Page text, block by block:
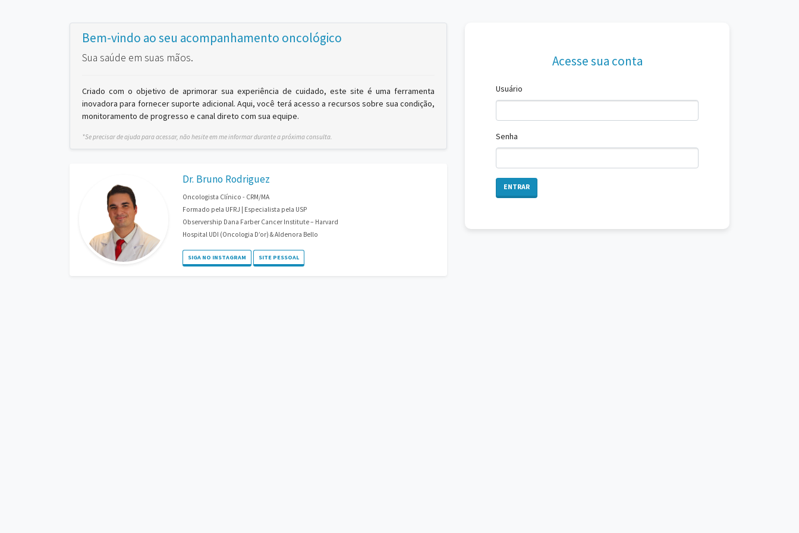
Acesse sua conta
Usuário
Senha
Bem-vindo ao seu acompanhamento oncológico
Sua saúde em suas mãos.
Criado com o objetivo de aprimorar sua experiência de cuidado, este site é uma ferramenta
inovadora para fornecer suporte adicional. Aqui, você terá acesso a recursos sobre sua condição,
monitoramento de progresso e canal direto com sua equipe.
*Se precisar de ajuda para acessar, não hesite em me informar durante a próxima consulta.
Dr. Bruno Rodriguez
Oncologista Clínico - CRM/MA
Formado pela UFRJ | Especialista pela USP
Observership Dana Farber Cancer Institute – Harvard
Hospital UDI (Oncologia D’or) & Aldenora Bello
SIGA NO INSTAGRAM SITE PESSOAL